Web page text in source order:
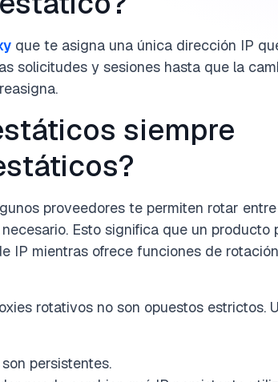
que te asigna una única dirección IP
solicitudes y sesiones hasta que la
siempre
proveedores te permiten rotar
Esto significa que un producto
IP mientras ofrece funciones de
rotativos no son opuestos estrictos.
persistentes.